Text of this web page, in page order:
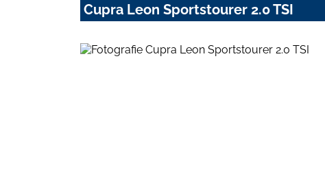
Cupra Leon Sportstourer 2.0 TSI